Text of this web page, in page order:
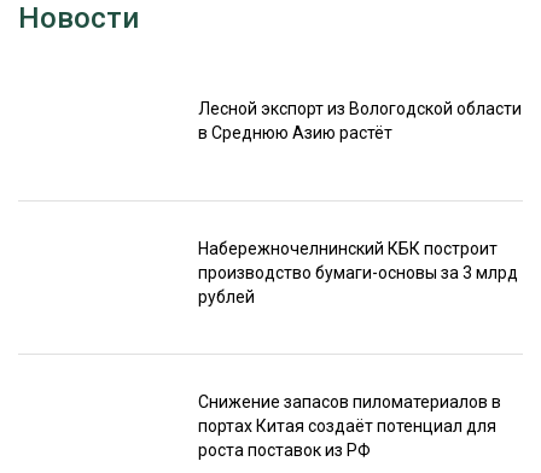
Новости
Лесной экспорт из Вологодской области
в Среднюю Азию растёт
Набережночелнинский КБК построит
производство бумаги-основы за 3 млрд
рублей
Снижение запасов пиломатериалов в
портах Китая создаёт потенциал для
роста поставок из РФ